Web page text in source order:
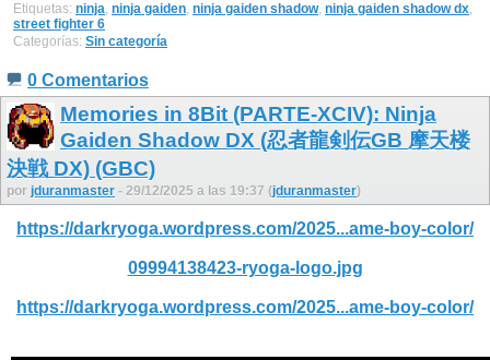
Etiquetas: ninja, ninja gaiden, ninja gaiden shadow, ninja gaiden shadow dx,
street fighter 6
Categorías: Sin categoría
0 Comentarios
Memories in 8Bit (PARTE-XCIV): Ninja
Gaiden Shadow DX (忍者龍剣伝GB 摩天楼
決戦 DX) (GBC)
por jduranmaster - 29/12/2025 a las 19:37 (jduranmaster)
https://darkryoga.wordpress.com/2025...ame-boy-color/
09994138423-ryoga-logo.jpg
https://darkryoga.wordpress.com/2025...ame-boy-color/